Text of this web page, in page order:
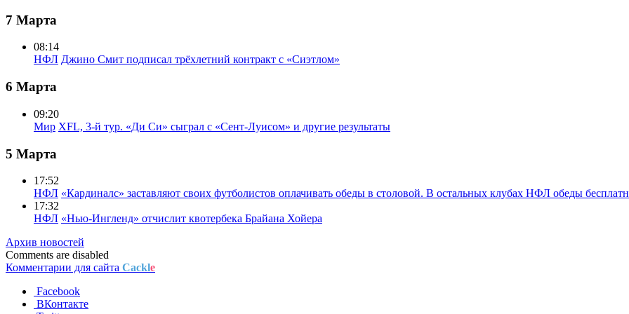
7 Марта
08:14
НФЛ Джино Смит подписал трёхлетний контракт с «Сиэтлом»
6 Марта
09:20
Мир XFL, 3-й тур. «Ди Си» сыграл с «Сент-Луисом» и другие результаты
5 Марта
17:52
НФЛ «Кардиналс» заставляют своих футболистов оплачивать обеды в столовой. В остальных клубах НФЛ обеды
17:32
НФЛ «Нью-Ингленд» отчислит квотербека Брайана Хойера
Архив новостей
Comments are disabled
Комментарии для сайта Cackle
Facebook
ВКонтакте